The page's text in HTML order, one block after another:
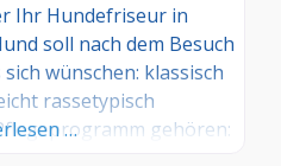
Ihr Hundefriseur in
soll nach dem Besuch
wünschen: klassisch
rassetypisch
gehören:
…